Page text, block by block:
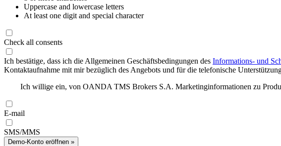
Uppercase and lowercase letters
At least one digit and special character
Check all consents
Ich bestätige, dass ich die Allgemeinen Geschäftsbedingungen des Informations- und
Kontaktaufnahme mit mir bezüglich des Angebots und für die telefonische
Ich willige ein, von OANDA TMS Brokers S.A. Marketinginformationen zu
E-mail
SMS/MMS
Demo-Konto eröffnen »